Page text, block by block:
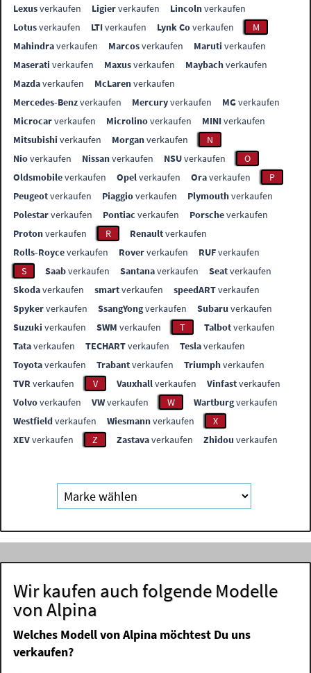
Lexusverkaufen Ligierverkaufen Lincolnverkaufen
Lotusverkaufen LTIverkaufen Lynk Coverkaufen
M
Mahindraverkaufen Marcosverkaufen Maruti verkaufen
Maserati verkaufen Maxusverkaufen Maybachverkaufen
Mazdaverkaufen McLarenverkaufen
Mercedes-Benzverkaufen Mercuryverkaufen MGverkaufen
Microcarverkaufen Microlinoverkaufen MINIverkaufen
Mitsubishi verkaufen Morganverkaufen
N
Nioverkaufen Nissanverkaufen NSUverkaufen
O
Oldsmobileverkaufen Opelverkaufen Oraverkaufen
P
Peugeotverkaufen Piaggioverkaufen Plymouthverkaufen
Polestarverkaufen Pontiac verkaufen Porscheverkaufen
Protonverkaufen R Renaultverkaufen
Rolls-Royceverkaufen Roververkaufen RUFverkaufen
S
Saabverkaufen Santanaverkaufen Seatverkaufen
Skodaverkaufen smartverkaufen speedARTverkaufen
Spykerverkaufen SsangYongverkaufen Subaru verkaufen
Suzuki verkaufen SWM verkaufen T Talbotverkaufen
Tataverkaufen TECHARTverkaufen Teslaverkaufen
Toyotaverkaufen Trabantverkaufen Triumphverkaufen
TVR verkaufen V Vauxhallverkaufen Vinfastverkaufen
Volvoverkaufen VWverkaufen W Wartburgverkaufen
Westfieldverkaufen Wiesmannverkaufen
X
XEVverkaufen Z Zastavaverkaufen Zhidou verkaufen
Wir kaufen auch folgende Modelle
von Alpina
Welches Modell von Alpina möchtest Du uns
verkaufen?